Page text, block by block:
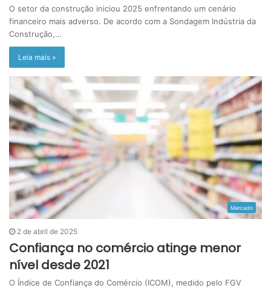
O setor da construção iniciou 2025 enfrentando um cenário
financeiro mais adverso. De acordo com a Sondagem Indústria da
Construção,…
Leia mais »
Mercado
2 de abril de 2025
Confiança no comércio atinge menor
nível desde 2021
O Índice de Confiança do Comércio (ICOM), medido pelo FGV